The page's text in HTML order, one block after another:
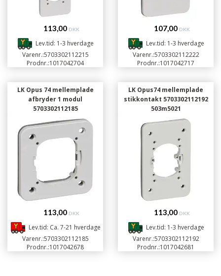
113,00 DKK
Lev.tid: 1-3 hverdage
Varenr.:5703302112215
Prodnr.:1017042704
107,00 DKK
Lev.tid: 1-3 hverdage
Varenr.:5703302112222
Prodnr.:1017042717
LK Opus 74 mellemplade
afbryder 1 modul
5703302112185
113,00 DKK
Lev.tid: Ca. 7-21 hverdage
Varenr.:5703302112185
Prodnr.:1017042678
LK Opus74 mellemplade
stikkontakt 5703302112192
503m5021
113,00 DKK
Lev.tid: 1-3 hverdage
Varenr.:5703302112192
Prodnr.:1017042681